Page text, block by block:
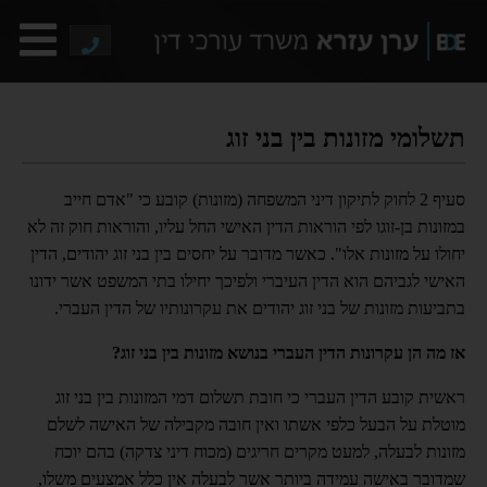
תשלומי מזונות בין בני זוג
סעיף 2 לחוק לתיקון דיני המשפחה (מזונות) קובע כי "אדם חייב
במזונות בן-זוגו לפי הוראות הדין האישי החל עליו, והוראות חוק זה לא
יחולו על מזונות אלו". כאשר מדובר על יחסים בין בני זוג יהודים, הדין
האישי לגביהם הוא הדין העיברי ולפיכך יחילו בתי המשפט אשר ידונו
בתביעות מזונות של בני זוג יהודים את עקרונותיו של הדין העברי.
אז מה הן עקרונות הדין העברי בנושא מזונות בין בני זוג?
ראשית קובע הדין העברי כי חובת תשלום דמי המזונות בין בני זוג
מוטלת על הבעל כלפי אשתו ואין חובה מקבילה של האישה לשלם
מזונות לבעלה, למעט מקרים חריגים (מכוח דיני צדקה) בהם יוכח
שמדובר באישה עמידה ביותר אשר לבעלה אין כלל אמצעים משלו,